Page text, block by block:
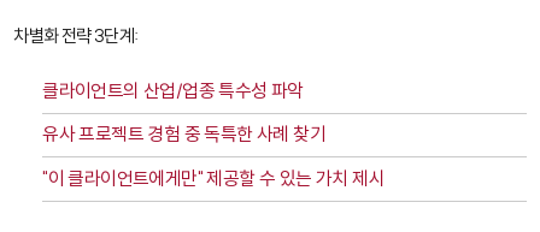
차별화 전략 3단계:
클라이언트의 산업/업종 특수성 파악
유사 프로젝트 경험 중 독특한 사례 찾기
"이 클라이언트에게만" 제공할 수 있는 가치 제시